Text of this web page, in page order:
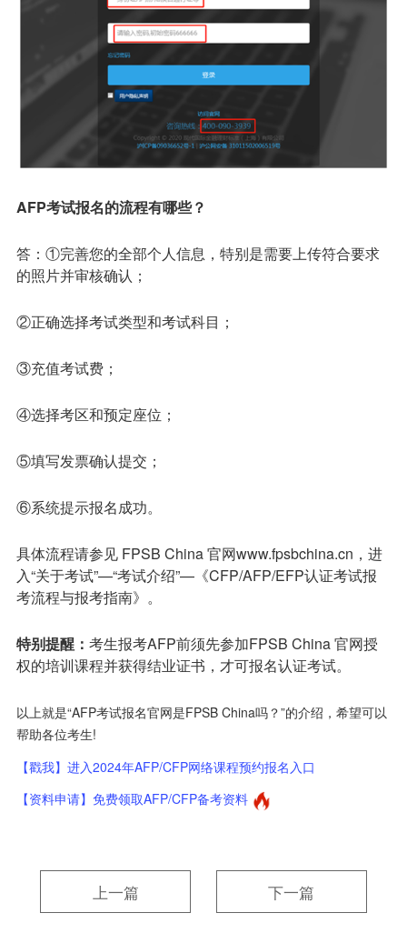
AFP考试报名的流程有哪些？
答：①完善您的全部个人信息，特别是需要上传符合要求
的照片并审核确认；
②正确选择考试类型和考试科目；
③充值考试费；
④选择考区和预定座位；
⑤填写发票确认提交；
⑥系统提示报名成功。
具体流程请参见 FPSB China 官网www.fpsbchina.cn，进
入“关于考试”—“考试介绍”—《CFP/AFP/EFP认证考试报
考流程与报考指南》。
特别提醒： 考生报考AFP前须先参加FPSB China 官网授
权的培训课程并获得结业证书，才可报名认证考试。
以上就是“AFP考试报名官网是FPSB China吗？”的介绍，希望可以
帮助各位考生!
【戳我】进入2024年AFP/CFP网络课程预约报名入口
【资料申请】免费领取AFP/CFP备考资料
上一篇 下一篇